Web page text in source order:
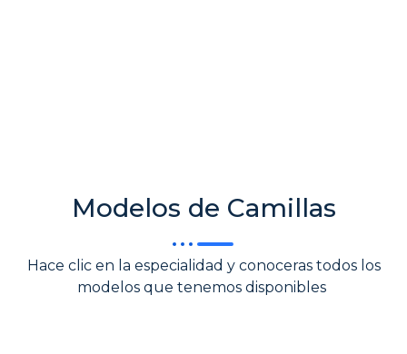
Modelos de Camillas
Hace clic en la especialidad y conoceras todos los
modelos que tenemos disponibles